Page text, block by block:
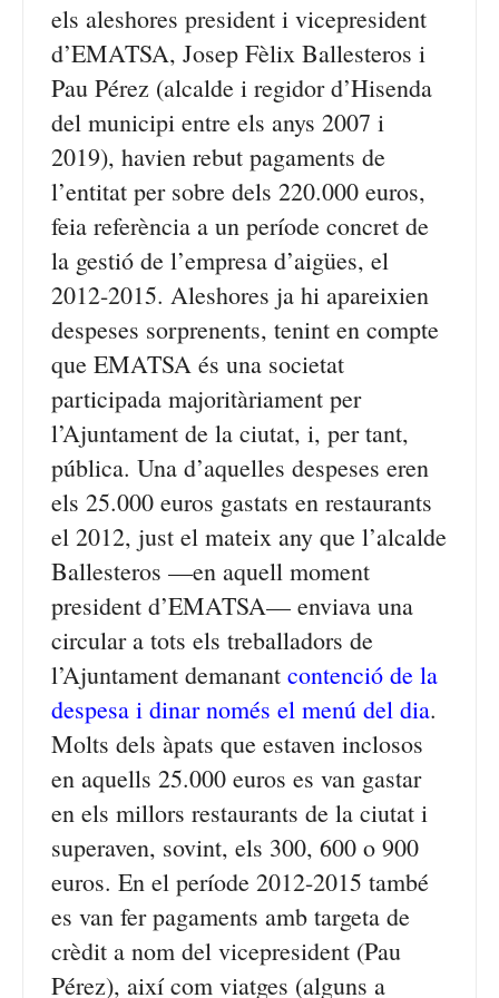
els aleshores president i vicepresident
d’EMATSA, Josep Fèlix Ballesteros i
Pau Pérez (alcalde i regidor d’Hisenda
del municipi entre els anys 2007 i
2019), havien rebut pagaments de
l’entitat per sobre dels 220.000 euros,
feia referència a un període concret de
la gestió de l’empresa d’aigües, el
2012-2015. Aleshores ja hi apareixien
despeses sorprenents, tenint en compte
que EMATSA és una societat
participada majoritàriament per
l’Ajuntament de la ciutat, i, per tant,
pública. Una d’aquelles despeses eren
els 25.000 euros gastats en restaurants
el 2012, just el mateix any que l’alcalde
Ballesteros —en aquell moment
president d’EMATSA— enviava una
circular a tots els treballadors de
l’Ajuntament demanant contenció de la
despesa i dinar només el menú del dia.
Molts dels àpats que estaven inclosos
en aquells 25.000 euros es van gastar
en els millors restaurants de la ciutat i
superaven, sovint, els 300, 600 o 900
euros. En el període 2012-2015 també
es van fer pagaments amb targeta de
crèdit a nom del vicepresident (Pau
Pérez), així com viatges (alguns a